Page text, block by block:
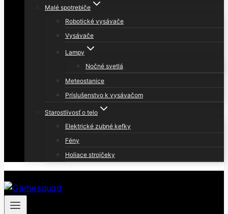
Malé spotrebiče
Robotické vysávače
Vysávače
Lampy
Nočné svetlá
Meteostanice
Príslušenstvo k vysávačom
Starostlivosť o telo
Elektrické zubné kefky
Fény
Holiace strojčeky